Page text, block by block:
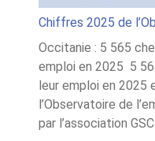
Chiffres 2025 de
Occitanie : 5 565
emploi en 2025 5
leur emploi en 2025
l’Observatoire de
par l’association